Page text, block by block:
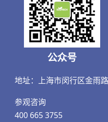
公众号
地址：上海市闵行区金雨
参观咨询
400 665 3755